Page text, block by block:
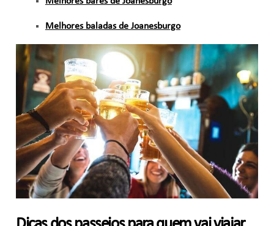
Melhores baladas de Joanesburgo